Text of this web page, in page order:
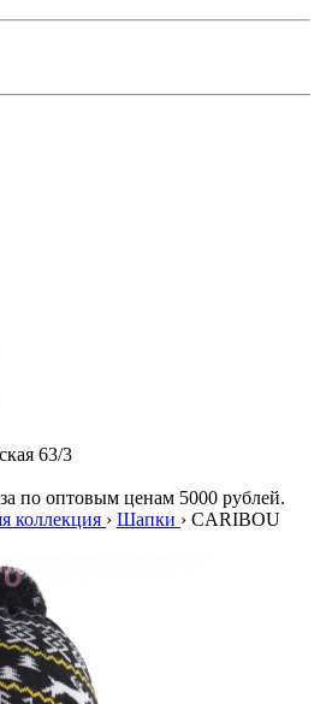
63/3
по оптовым ценам 5000 рублей.
коллекция › Шапки › CARIBOU